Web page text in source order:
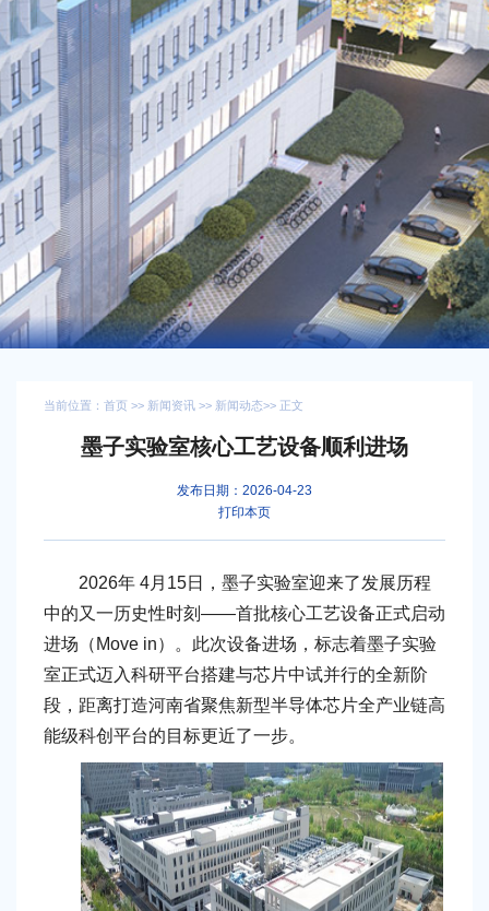
当前位置： 首页 >> 新闻资讯 >> 新闻动态>> 正文
墨子实验室核心工艺设备顺利进场
发布日期：2026-04-23
打印本页
2026年 4月15日，墨子实验室迎来了发展历程
中的又一历史性时刻——首批核心工艺设备正式启动
进场（Move in）。此次设备进场，标志着墨子实验
室正式迈入科研平台搭建与芯片中试并行的全新阶
段，距离打造河南省聚焦新型半导体芯片全产业链高
能级科创平台的目标更近了一步。